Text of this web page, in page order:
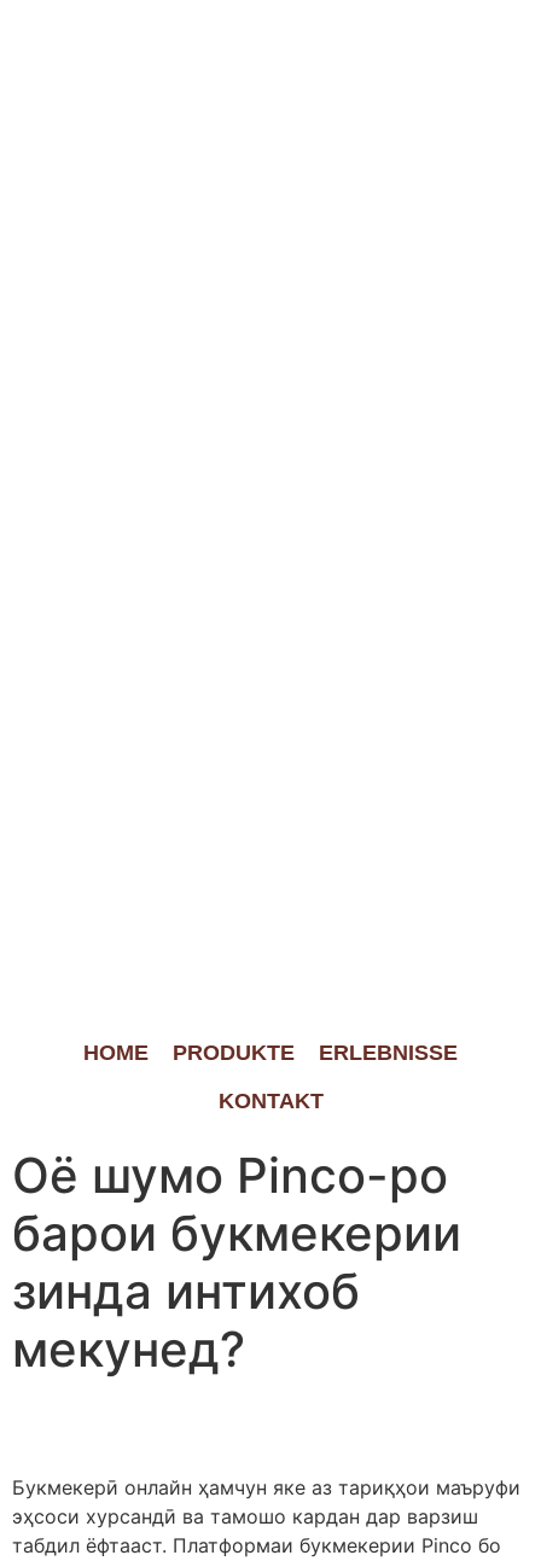
HOME PRODUKTE
ERLEBNISSE
KONTAKT
Оё шумо Pinco-ро
барои букмекерии
зинда интихоб
мекунед?
Букмекерӣ онлайн ҳамчун яке аз тариқҳои маъруфи
эҳсоси хурсандӣ ва тамошо кардан дар варзиш
табдил ёфтааст. Платформаи букмекерии Pinco бо